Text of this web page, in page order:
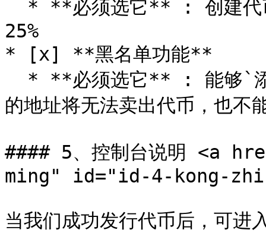
25%
* [x] **黑名单功能**
的地址将无法卖出代币，也不
#### 5、控制台说明 <a
ming" id="id-4-kong-
当我们成功发行代币后，可进